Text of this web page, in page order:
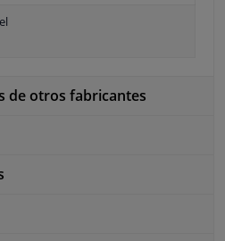
de otros fabricantes